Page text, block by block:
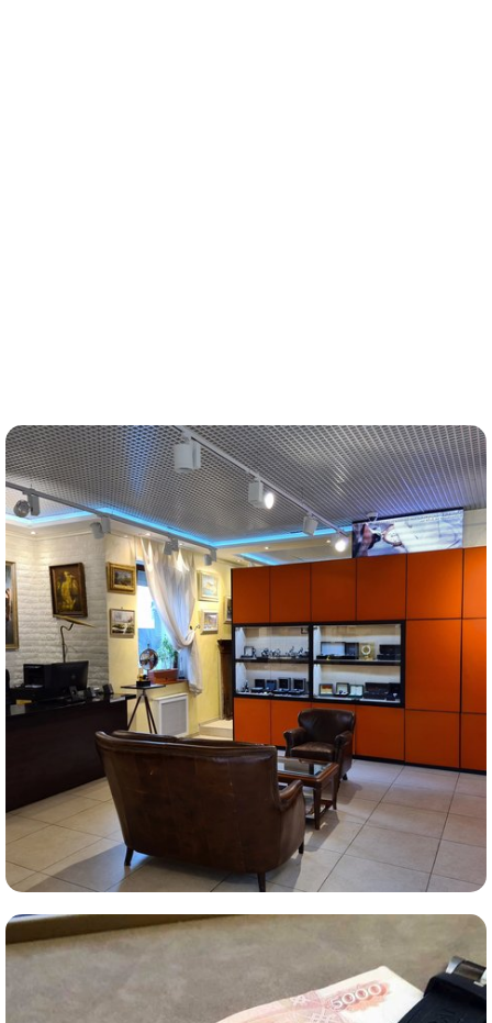
Комиссионная продажа